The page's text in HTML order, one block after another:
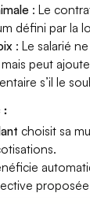
: Le
défini par la
: Le salarié
peut
s’il le
:
choisit sa